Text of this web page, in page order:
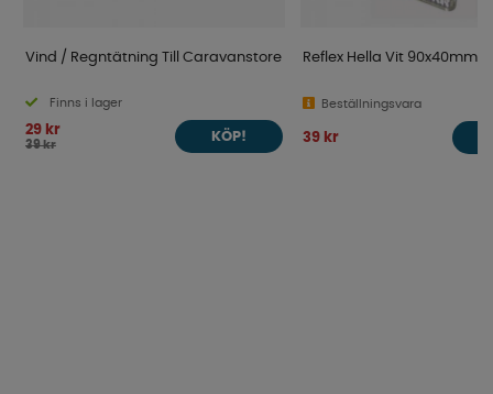
Vind / Regntätning Till Caravanstore
Finns i lager
29 kr
39 kr
KÖP!
Reflex Hella Vit 90x40mm
Beställningsvara
39 kr